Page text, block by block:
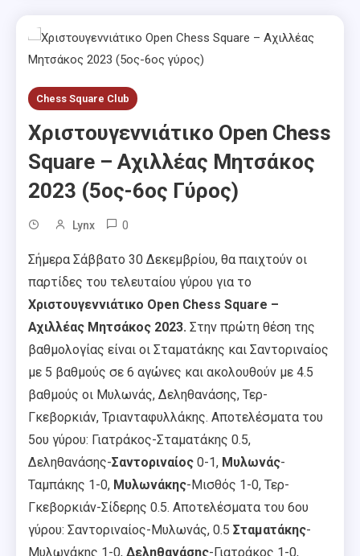
Chess Square Club
Χριστουγεννιάτικο Open Chess
Square – Αχιλλέας Μητσάκος
2023 (5ος-6ος Γύρος)
Lynx 0
Σήμερα Σάββατο 30 Δεκεμβρίου, θα παιχτούν οι
παρτίδες του τελευταίου γύρου για το
Χριστουγεννιάτικο Open Chess Square –
Αχιλλέας Μητσάκος 2023. Στην πρώτη θέση της
βαθμολογίας είναι οι Σταματάκης και Σαντοριναίος
με 5 βαθμούς σε 6 αγώνες και ακολουθούν με 4.5
βαθμούς οι Μυλωνάς, Δεληθανάσης, Τερ-
Γκεβορκιάν, Τριανταφυλλάκης. Αποτελέσματα του
5ου γύρου: Γιατράκος-Σταματάκης 0.5,
Δεληθανάσης-Σαντοριναίος 0-1, Μυλωνάς-
Ταμπάκης 1-0, Μυλωνάκης-Μισθός 1-0, Τερ-
Γκεβορκιάν-Σίδερης 0.5. Αποτελέσματα του 6ου
γύρου: Σαντοριναίος-Μυλωνάς, 0.5 Σταματάκης-
Μυλωνάκης 1-0, Δεληθανάσης-Γιατράκος 1-0,